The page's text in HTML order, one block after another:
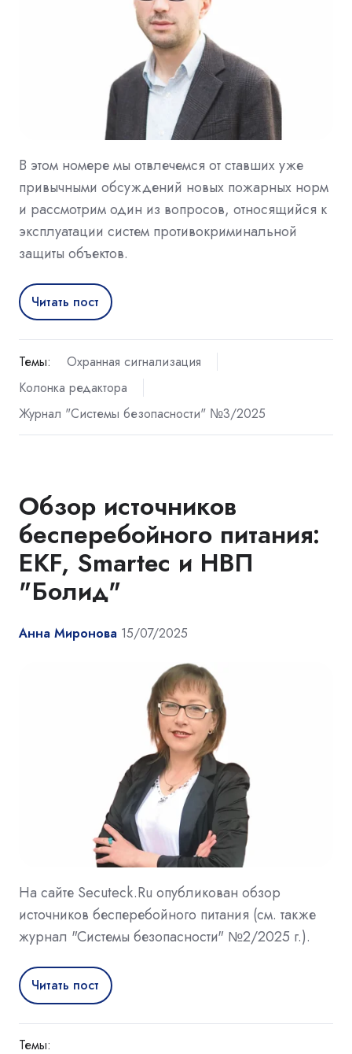
В этом номере мы отвлечемся от ставших уже
привычными обсуждений новых пожарных норм
и рассмотрим один из вопросов, относящийся к
эксплуатации систем противокриминальной
защиты объектов.
Читать пост
Темы:
Охранная сигнализация
Колонка редактора
Журнал "Системы безопасности" №3/2025
Обзор источников
бесперебойного питания:
EKF, Smartec и НВП
"Болид"
Анна Миронова 15/07/2025
На сайте Secuteck.Ru опубликован обзор
источников бесперебойного питания (см. также
журнал "Системы безопасности" №2/2025 г.).
Читать пост
Темы: